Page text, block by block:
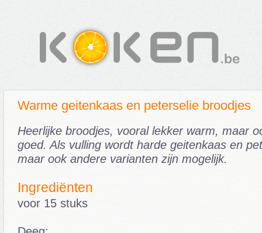
Warme geitenkaas en peterselie broodjes
Heerlijke broodjes, vooral lekker warm, maar
goed. Als vulling wordt harde geitenkaas en
maar ook andere varianten zijn mogelijk.
Ingrediënten
voor 15 stuks